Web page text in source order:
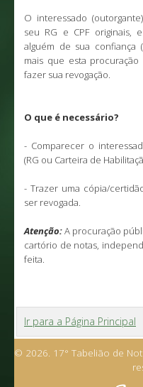
O interessado
seu RG e CPF originais,
alguém de sua confiança
mais que esta
fazer sua revogação.
O que é necessário?
- Comparecer o
(RG ou Carteira de
- Trazer uma cópia/
ser revogada.
Atenção:A procuração
cartório de notas,
feita.
Ir para a Página Principal
© 2026. 17° Tabelião de